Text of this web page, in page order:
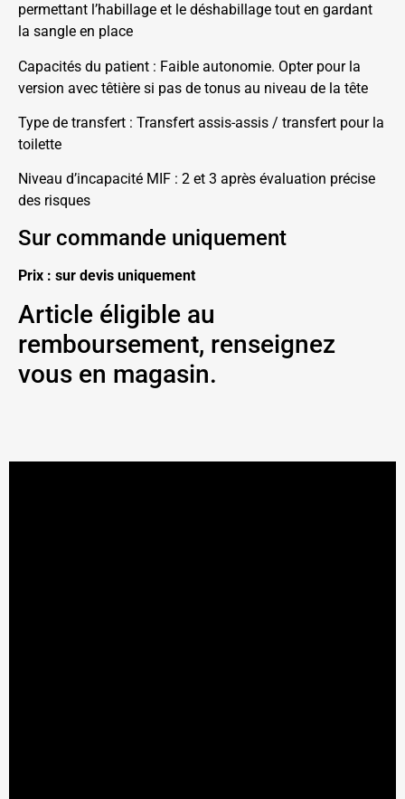
permettant l’habillage et le déshabillage tout en gardant
la sangle en place
Capacités du patient : Faible autonomie. Opter pour la
version avec têtière si pas de tonus au niveau de la tête
Type de transfert : Transfert assis-assis / transfert pour la
toilette
Niveau d’incapacité MIF : 2 et 3 après évaluation précise
des risques
Sur commande uniquement
Prix : sur devis uniquement
Article éligible au
remboursement, renseignez
vous en magasin.